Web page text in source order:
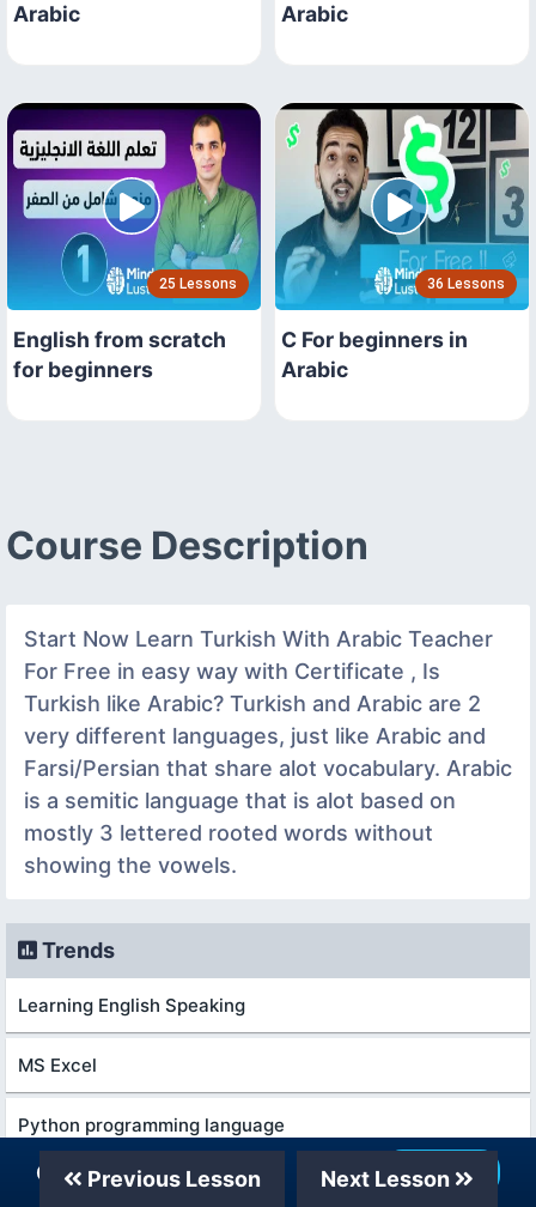
Arabic
Arabic
25 Lessons
English from scratch
for beginners
36 Lessons
C For beginners in
Arabic
Course Description
Start Now Learn Turkish With Arabic Teacher
For Free in easy way with Certificate , Is
Turkish like Arabic? Turkish and Arabic are 2
very different languages, just like Arabic and
Farsi/Persian that share alot vocabulary. Arabic
is a semitic language that is alot based on
mostly 3 lettered rooted words without
showing the vowels.
Trends
Learning English Speaking
MS Excel
Python programming language
Web Design for Beginners
Previous Lesson Next Lesson
Our Telegram Channel Join Now